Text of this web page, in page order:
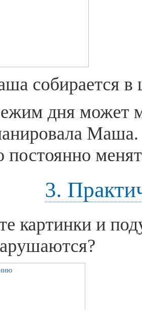
со­би­ра­ет­ся в
дня может
3.
кар­тин­ки и